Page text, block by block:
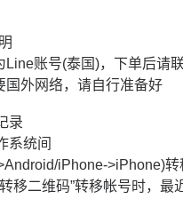
Line账号(泰国)，下单后请
国外网络，请自行准备好
录
系统间
iPhone->iPhone)转
移二维码”转移帐号时，最